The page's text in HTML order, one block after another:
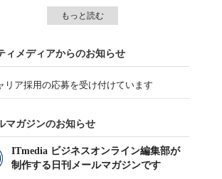
もっと読む
ィメディアからのお知らせ
リア採用の応募を受け付けています
マガジンのお知らせ
ITmedia ビジネスオンライン編集部が
制作する日刊メールマガジンです